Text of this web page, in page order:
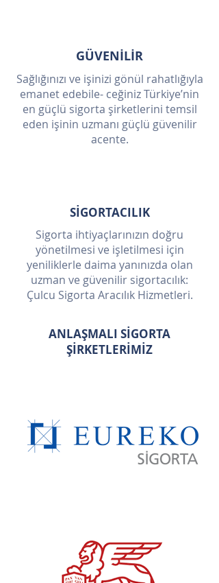
GÜVENİLİR
Sağlığınızı ve işinizi gönül rahatlığıyla
emanet edebile- ceğiniz Türkiye’nin
en güçlü sigorta şirketlerini temsil
eden işinin uzmanı güçlü güvenilir
acente.
SİGORTACILIK
Sigorta ihtiyaçlarınızın doğru
yönetilmesi ve işletilmesi için
yeniliklerle daima yanınızda olan
uzman ve güvenilir sigortacılık:
Çulcu Sigorta Aracılık Hizmetleri.
ANLAŞMALI SİGORTA
ŞİRKETLERİMİZ